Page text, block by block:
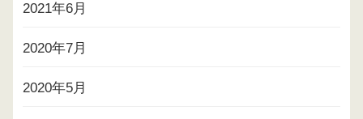
2021年6月
2020年7月
2020年5月